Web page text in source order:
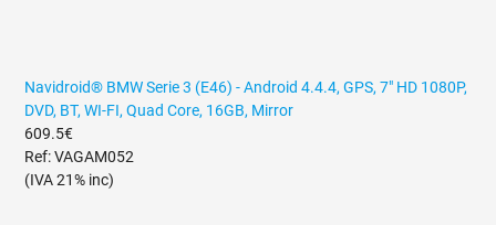
Navidroid® BMW Serie 3 (E46) - Android 4.4.4, GPS, 7" HD 1080P,
DVD, BT, WI-FI, Quad Core, 16GB, Mirror
609.5€
Ref: VAGAM052
(IVA 21% inc)